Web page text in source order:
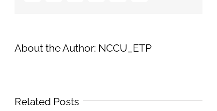
商
轉
About the Author: NCCU_ETP
Related Posts